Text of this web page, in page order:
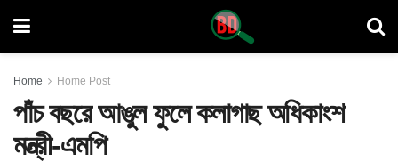
Home Home Post
পাঁচ বছরে আঙুল ফুলে কলাগাছ অধিকাংশ
মন্ত্রী-এমপি